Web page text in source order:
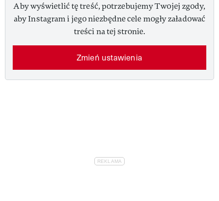
Aby wyświetlić tę treść, potrzebujemy Twojej zgody,
aby Instagram i jego niezbędne cele mogły załadować
treści na tej stronie.
Zmień ustawienia